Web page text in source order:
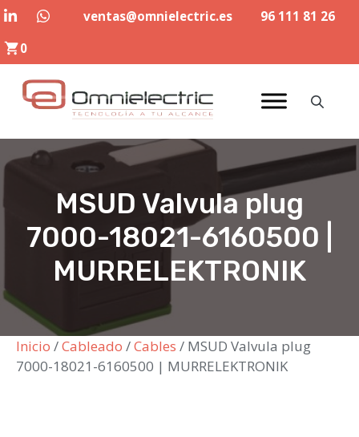
Saltar
contenido
ventas@omnielectric.es
96 111 81 26
0
MSUD Valvula plug
7000-18021-6160500 |
MURRELEKTRONIK
Inicio /Cableado /Cables / MSUD Valvula plug
7000-18021-6160500 | MURRELEKTRONIK